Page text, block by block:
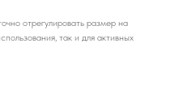
отрегулировать размер на
так и для активных